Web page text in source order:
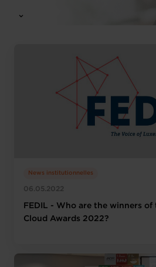
06.05.2022
News institutionnelles
FEDIL - Who are the winners
Cloud Awards 2022?